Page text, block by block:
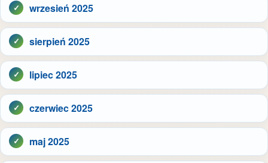
wrzesień 2025
sierpień 2025
lipiec 2025
czerwiec 2025
maj 2025